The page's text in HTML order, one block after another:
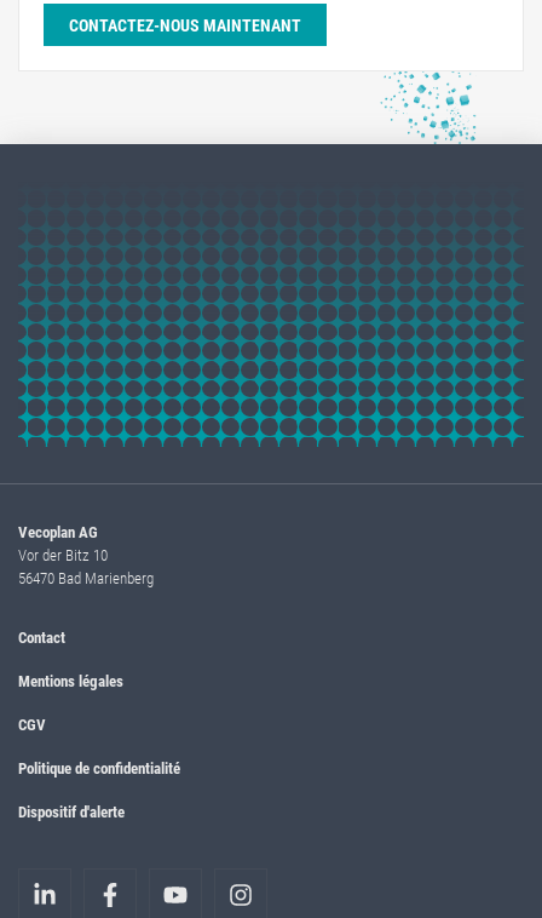
CONTACTEZ-NOUS MAINTENANT
Vecoplan AG
Vor der Bitz 10
56470 Bad Marienberg
Contact
Mentions légales
CGV
Politique de confidentialité
Dispositif d'alerte